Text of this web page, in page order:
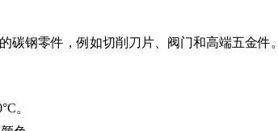
碳钢零件，例如切削刀片、阀门和高端五金件。
。